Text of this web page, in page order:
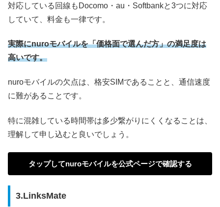
対応している回線もDocomo・au・Softbankと3つに対応
していて、料金も一律です。
実際にnuroモバイルを「価格面で選んだ方」の満足度は
高いです。
nuroモバイルの欠点は、格安SIMであることと、通信速度
に難があることです。
特に混雑している時間帯は多少繋がりにくくなることは、
理解して申し込むと良いでしょう。
タップしてnuroモバイルを公式ページで確認する
3.LinksMate